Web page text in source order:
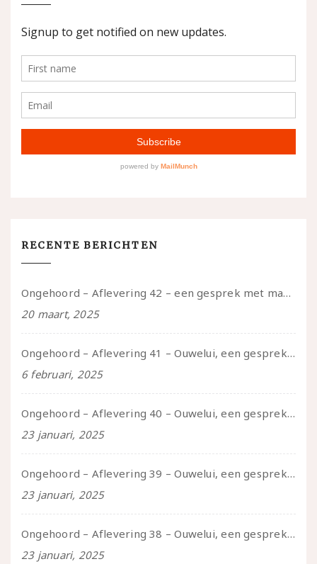
RECENTE BERICHTEN
Ongehoord – Aflevering 42 – een gesprek met marijn over seksueel opbloeien, het ouderschap uitvinden en verschillende leeftijden in je mee dragen
20 maart, 2025
Ongehoord – Aflevering 41 – Ouwelui, een gesprek met Marcelle over polyamorie op latere leeftijd, (mantel)zorg voor je partners en seksueel plezier.
6 februari, 2025
Ongehoord – Aflevering 40 – Ouwelui, een gesprek met Sadie Lune over vormende relaties en de geschiedenis van de queer pornobeweging
23 januari, 2025
Ongehoord – Aflevering 39 – Ouwelui, een gesprek met Pepijn en Ivo over hun regenbooggezin, eigenzinnig ouder worden en Cruise Control
23 januari, 2025
Ongehoord – Aflevering 38 – Ouwelui, een gesprek met vreer over behoefte aan geborgenheid en het behouden van je idealen
23 januari, 2025